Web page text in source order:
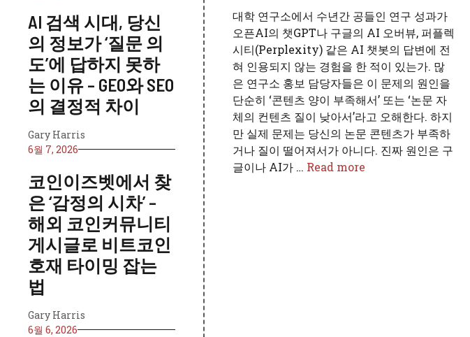
AI 검색 시대, 당신
의 정보가 ‘질문 의
도’에 답하지 못하
는 이유 – GEO와 SEO
의 결정적 차이
Gary Harris
6월 7, 2026
코인이즈벳에서 찾
은 ‘감정의 시차’ –
해외 코인커뮤니티
게시글로 비트코인
호재 타이밍 잡는
법
Gary Harris
6월 6, 2026
대학 연구소에서 수년간 공들인 연구 성과가
오픈AI의 챗GPT나 구글의 AI 오버뷰, 퍼플렉
시티(Perplexity) 같은 AI 챗봇의 답변에 전
혀 인용되지 않는 경험을 한 적이 있는가. 많
은 연구소 홍보 담당자들은 이 문제의 원인을
단순히 ‘콘텐츠 양이 부족해서’ 또는 ‘논문 자
체의 컨텐츠 질이 낮아서’라고 오해한다. 하지
만 실제 문제는 당신의 논문 콘텐츠가 부족하
거나 질이 떨어져서가 아니다. 진짜 원인은 구
글이나 AI가 … Read more